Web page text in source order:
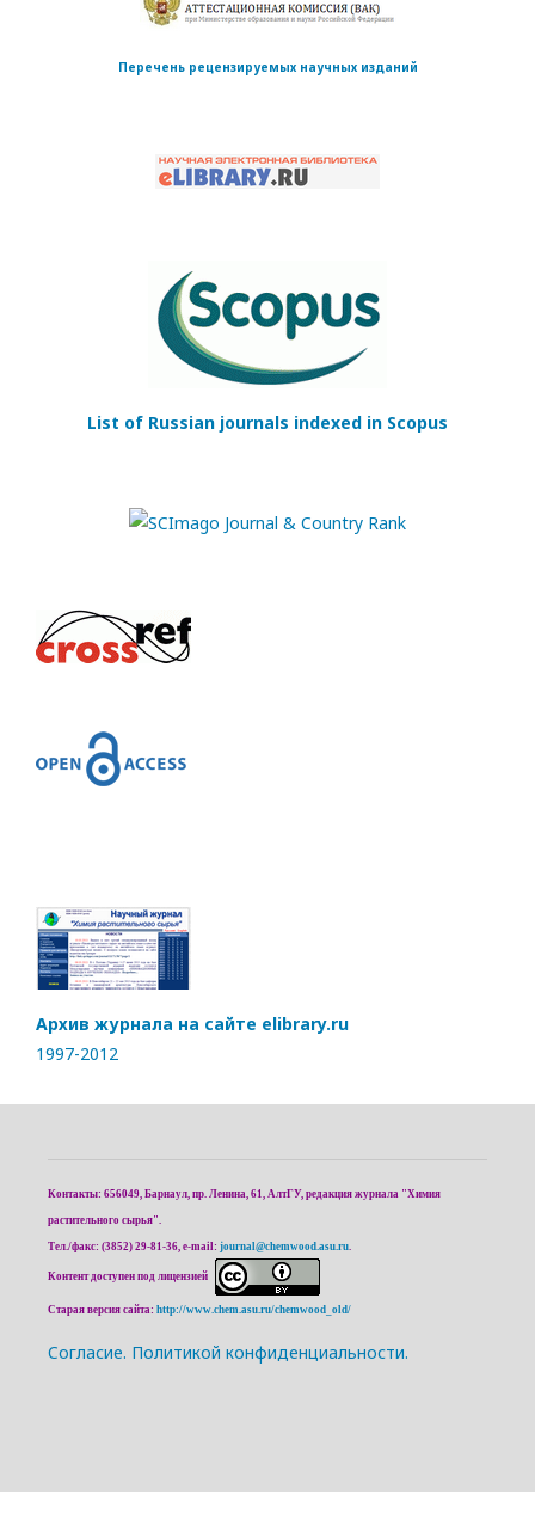
Перечень рецензируемых научных изданий
List of Russian journals indexed in Scopus
Архив журнала на сайте elibrary.ru
1997-2012
Контакты: 656049, Барнаул, пр. Ленина, 61, АлтГУ, редакция журнала "Химия
растительного сырья".
Тел./факс: (3852) 29-81-36, e-mail: journal@chemwood.asu.ru
Контент доступен под лицензией
Старая версия сайта: http://www.chem.asu.ru/chemwood_old/
Cогласие. Политикой конфиденциальности.